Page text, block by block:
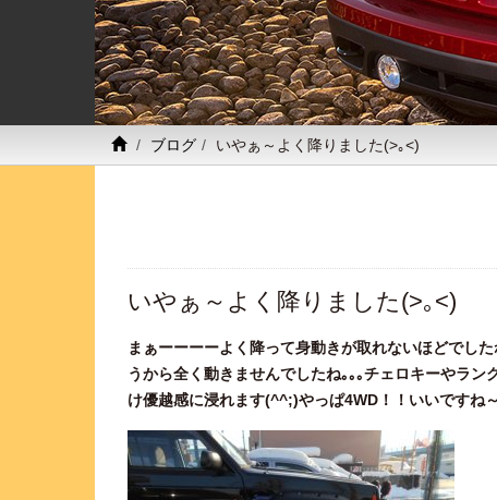
ブログ いやぁ～よく降りました(>｡<)
いやぁ～よく降りました(>｡<)
まぁーーーーよく降って身動きが取れないほどでし
うから全く動きませんでしたね｡｡｡チェロキーやラ
け優越感に浸れます(^^;)やっぱ4WD！！いいですね